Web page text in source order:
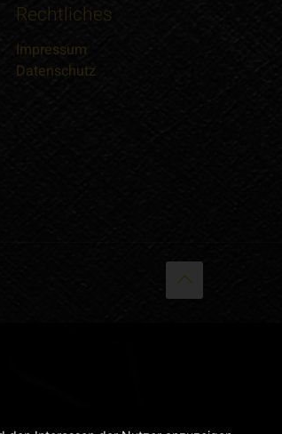
Rechtliches
Impressum
Datenschutz